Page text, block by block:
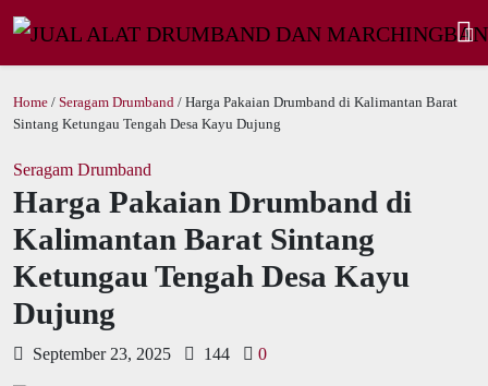
Home / Seragam Drumband / Harga Pakaian Drumband di Kalimantan Barat
Sintang Ketungau Tengah Desa Kayu Dujung
Seragam Drumband
Harga Pakaian Drumband di
Kalimantan Barat Sintang
Ketungau Tengah Desa Kayu
Dujung
September 23, 2025 144 0